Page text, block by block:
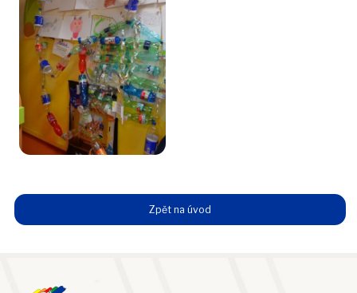
Zpět na úvod